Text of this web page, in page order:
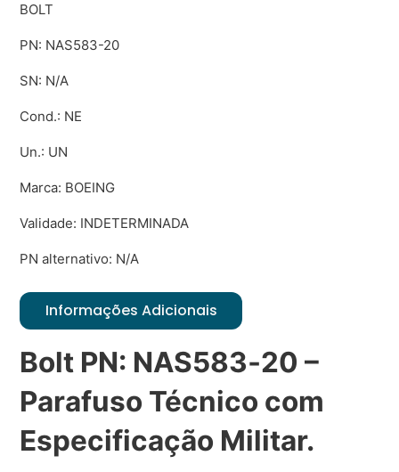
BOLT
PN: NAS583-20
SN: N/A
Cond.: NE
Un.: UN
Marca: BOEING
Validade: INDETERMINADA
PN alternativo: N/A
Informações Adicionais
Bolt PN: NAS583‑20 –
Parafuso Técnico com
Especificação Militar.